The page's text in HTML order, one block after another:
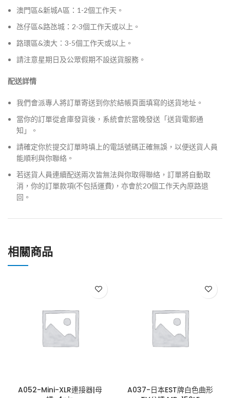
澳門區&新城A區：1-2個工作天。
氹仔區&路氹城：2-3個工作天或以上。
路環區&澳大：3-5個工作天或以上。
請注意星期日及公眾假期不設送貨服務。
配送詳情
我們會派專人將訂單寄送到你於結帳頁面填寫的送貨地址。
當你的訂單從倉庫發貨後，系統會於當晚發送「送貨電郵通
知」。
請確定你於提交訂單時填上的電話號碼正確無誤，以便送貨人員
能順利與你聯絡。
若送貨人員連續配送兩次皆無法與你取得聯絡，訂單將自動取
消，你的訂單款項(不包括運費)，亦會於20個工作天內原路退
回。
相關商品
A052-Mini-XLR連接器|母
A037-日本EST牌白色曲形